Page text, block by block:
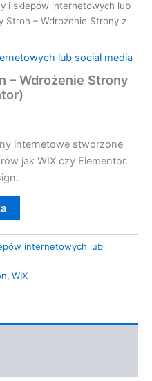
i sklepów internetowych lub
Stron – Wdrożenie Strony z
lub social media
– Wdrożenie Strony
internetowe stworzone
jak WIX czy Elementor.
internetowych lub
, WIX